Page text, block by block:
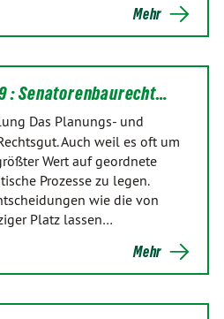
Mehr
: Senatorenbaurecht…
Das Planungs- und
Auch weil es oft um
Wert auf geordnete
Prozesse zu legen.
wie die von
Platz lassen…
Mehr